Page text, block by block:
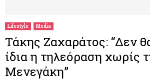
Lifestyle Media
Τάκης Ζαχαράτος: “Δεν
ίδια η τηλεόραση χωρίς
Μενεγάκη”